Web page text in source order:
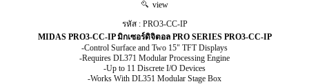
view
รหัส : PRO3-CC-IP
MIDAS PRO3-CC-IP มิกเซอร์ดิจิตอล PRO SERIES PRO3-CC-IP
-Control Surface and Two 15" TFT Displays
-Requires DL371 Modular Processing Engine
-Up to 11 Discrete I/O Devices
-Works With DL351 Modular Stage Box